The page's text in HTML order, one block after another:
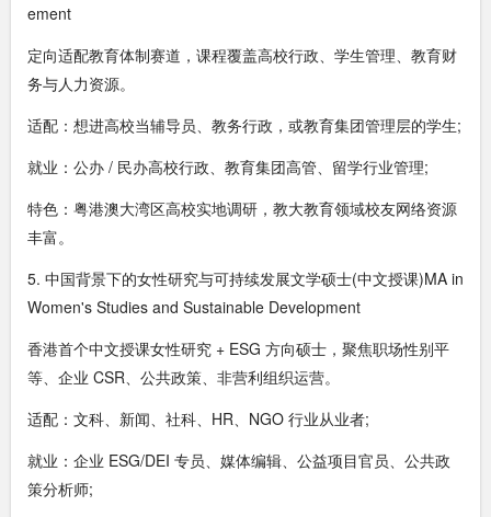
ement
定向适配教育体制赛道，课程覆盖高校行政、学生管理、教育财
务与人力资源。
适配：想进高校当辅导员、教务行政，或教育集团管理层的学生;
就业：公办 / 民办高校行政、教育集团高管、留学行业管理;
特色：粤港澳大湾区高校实地调研，教大教育领域校友网络资源
丰富。
5. 中国背景下的女性研究与可持续发展文学硕士(中文授课)MA in
Women's Studies and Sustainable Development
香港首个中文授课女性研究 + ESG 方向硕士，聚焦职场性别平
等、企业 CSR、公共政策、非营利组织运营。
适配：文科、新闻、社科、HR、NGO 行业从业者;
就业：企业 ESG/DEI 专员、媒体编辑、公益项目官员、公共政
策分析师;